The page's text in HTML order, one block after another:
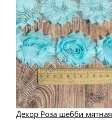
Декор Роза шебби мятная